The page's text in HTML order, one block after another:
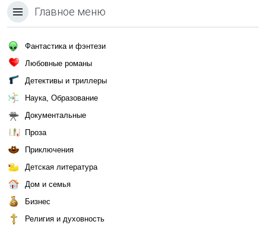
Главное меню
Фантастика и фэнтези
Любовные романы
Детективы и триллеры
Наука, Образование
Документальные
Проза
Приключения
Детская литература
Дом и семья
Бизнес
Религия и духовность